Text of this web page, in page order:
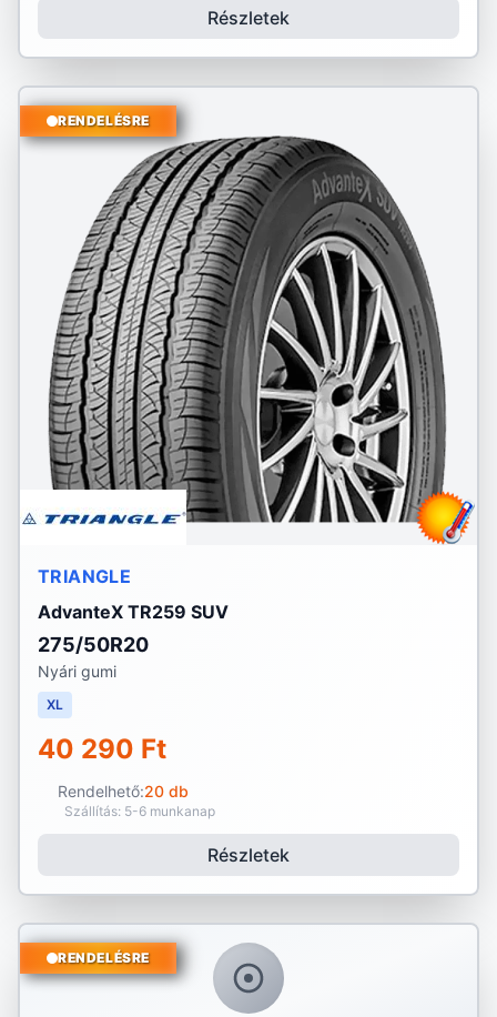
Részletek
RENDELÉSRE
TRIANGLE
AdvanteX TR259 SUV
275/50R20
Nyári gumi
XL
40 290 Ft
Rendelhető:20 db
Szállítás: 5-6 munkanap
Részletek
RENDELÉSRE